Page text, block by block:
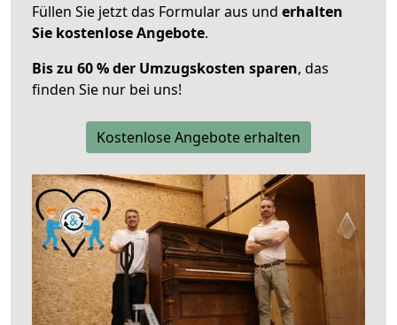
Füllen Sie jetzt das Formular aus und erhalten
Sie kostenlose Angebote.
Bis zu 60 % der Umzugskosten sparen, das
finden Sie nur bei uns!
Kostenlose Angebote erhalten